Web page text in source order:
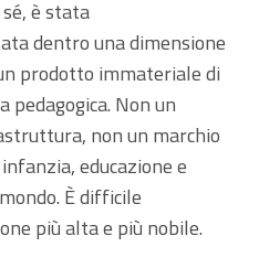
è stata
dentro una dimensione
prodotto immateriale di
Non un
non un marchio
educazione e
È difficile
più alta e più nobile.